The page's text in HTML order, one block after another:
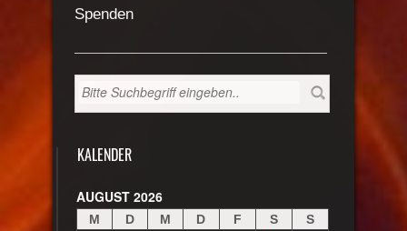
Spenden
KALENDER
AUGUST 2026
M D M D F S
S